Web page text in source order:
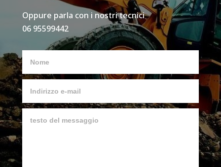
Oppure parla con i nostri tecnici
06 95599442